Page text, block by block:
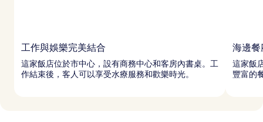
工作與娛樂完美結合
這家飯店位於市中心，設有商務中心和客房內書桌。工
作結束後，客人可以享受水療服務和歡樂時光。
海邊餐
這家飯
豐富的